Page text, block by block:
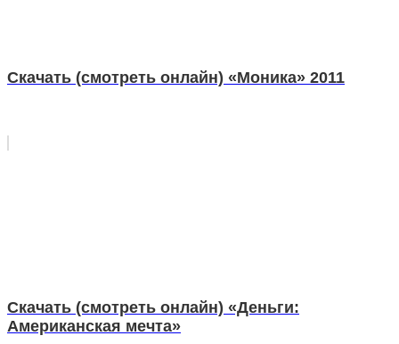
Скачать (смотреть онлайн) «Моника» 2011
Скачать (смотреть онлайн) «Деньги:
Американская мечта»